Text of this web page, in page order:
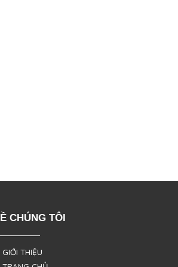
CHÚNG TÔI
THIỆU